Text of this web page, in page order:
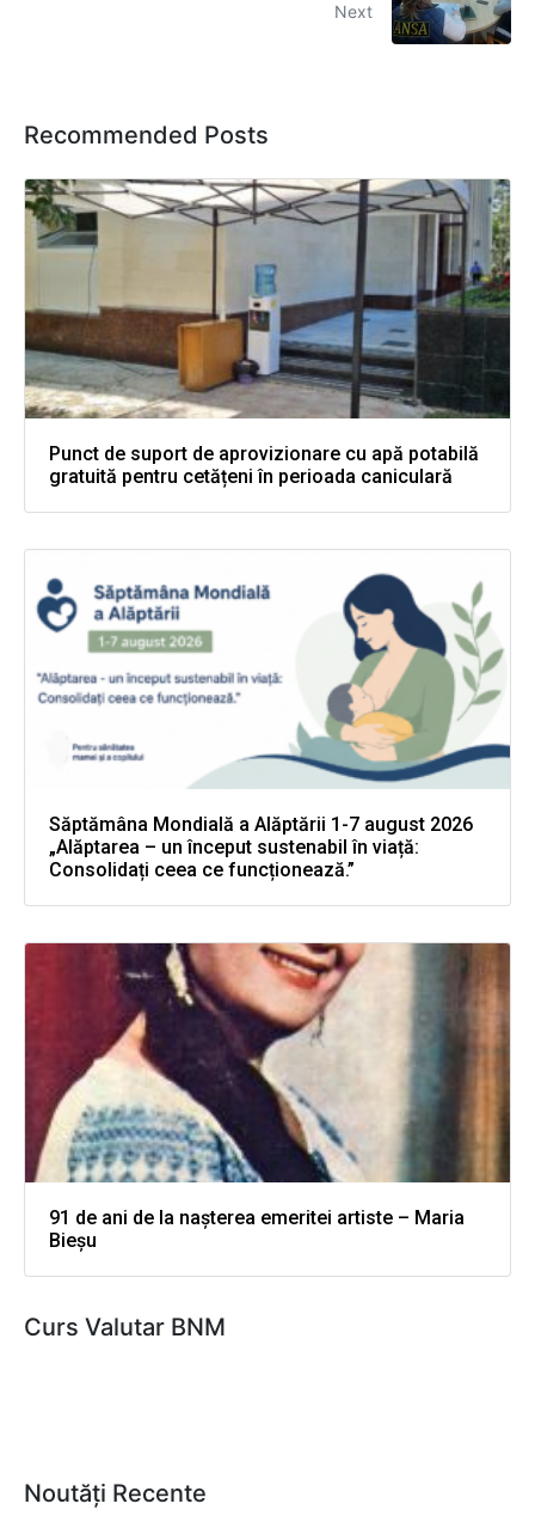
Next
Recommended Posts
Punct de suport de aprovizionare cu apă potabilă
gratuită pentru cetățeni în perioada caniculară
Săptămâna Mondială a Alăptării 1-7 august 2026
„Alăptarea – un început sustenabil în viață:
Consolidați ceea ce funcționează.”
91 de ani de la nașterea emeritei artiste – Maria
Bieșu
Curs Valutar BNM
Noutăți Recente